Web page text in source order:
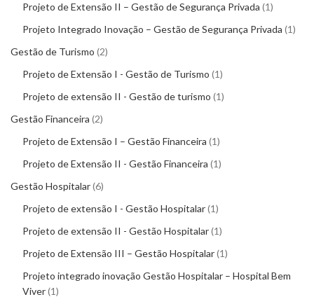
Projeto de Extensão II – Gestão de Segurança Privada 1
Projeto Integrado Inovação – Gestão de Segurança Privada 1
Gestão de Turismo 2
Projeto de Extensão I - Gestão de Turismo 1
Projeto de extensão II - Gestão de turismo 1
Gestão Financeira 2
Projeto de Extensão I – Gestão Financeira 1
Projeto de Extensão II - Gestão Financeira 1
Gestão Hospitalar 6
Projeto de extensão I - Gestão Hospitalar 1
Projeto de extensão II - Gestão Hospitalar 1
Projeto de Extensão III – Gestão Hospitalar 1
Projeto integrado inovação Gestão Hospitalar – Hospital Bem
Viver 1